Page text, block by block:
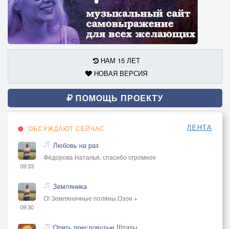
НАМ 15 ЛЕТ
НОВАЯ ВЕРСИЯ
ПОМОЩЬ ПРОЕКТУ
ОБСУЖДАЮТ СЕЙЧАС ЛЕНТА
09:33
Любовь на раз
Фёдорова Наталья, спасибо огромное
09:30
Земляника
О! Земляничные поляны.Озон +